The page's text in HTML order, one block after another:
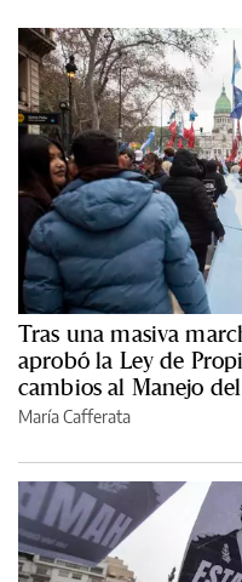
Tras una masiva
aprobó la Ley de
cambios al Manejo
María Cafferata